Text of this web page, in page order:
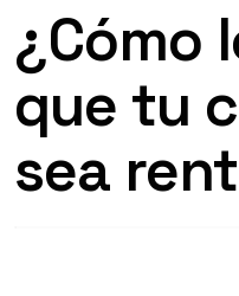
¿Cómo
que tu
sea